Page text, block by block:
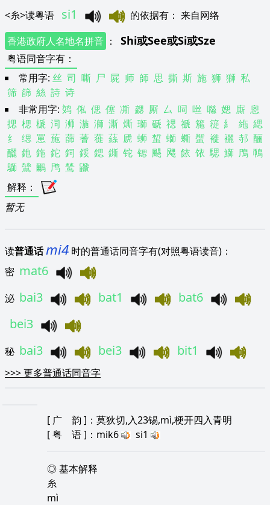
<糸>读粤语 si1 的依据有 ： 来自网络
香港政府人名地名拼音 ： Shi或See或Si或Sze
粤语同音字有 ：
常用字: 丝 司 嘶 尸 屍 师 師 思 撕 斯 施 狮 獅 私
筛 篩 絲 詩 诗
非常用字: 䴔 俬 偲 僿 凘 勰 厮 厶 呞 咝 噝 媤 廝 恖
揌 楒 榹 泀 浉 湤 溮 澌 燍 瑡 磃 禗 禠 箷 簁 糹 絁 緦
纟
缌 罳 葹 蒒 蓍 蓰 蕬 虒 蛳 蜤 螄 蟖 蟴 褷 襹 邿 酾
釃 釶 鉇 鉈 鉰 鋖 鍶 鐁 铊 锶 颸 飔 餏 饻 騦 鰤 鳲 鳾
鶳 鷥 鸍 鸤 鸶 鼶
解释 ：
暂无
读普通话mi4 时的普通话同音字有(对照粤语读音)：
密 mat6
泌 bai3 bat1
bat6
bei3
秘 bai3 bei3 bit1
>>>更多普通话同音字
[ 广 韵 ]：莫狄切,入23锡,mì,梗开四入青明
[粤 语]：mik6 si1
◎ 基本解释
糸
mì